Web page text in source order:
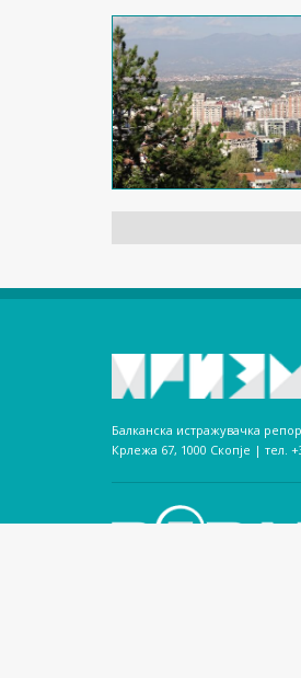
Балканска истражувачка
Крлежа 67, 1000 Скопје | тел.